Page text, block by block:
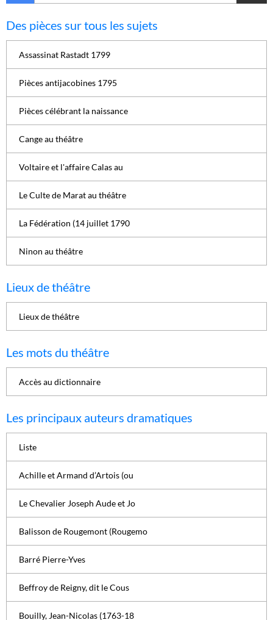
Des pièces sur tous les sujets
Assassinat Rastadt 1799
Pièces antijacobines 1795
Pièces célébrant la naissance
Cange au théâtre
Voltaire et l'affaire Calas au
Le Culte de Marat au théâtre
La Fédération (14 juillet 1790
Ninon au théâtre
Lieux de théâtre
Lieux de théâtre
Les mots du théâtre
Accès au dictionnaire
Les principaux auteurs dramatiques
Liste
Achille et Armand d’Artois (ou
Le Chevalier Joseph Aude et Jo
Balisson de Rougemont (Rougemo
Barré Pierre-Yves
Beffroy de Reigny, dit le Cous
Bouilly, Jean-Nicolas (1763-18